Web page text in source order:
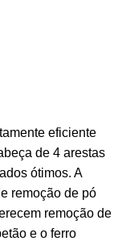
eficiente
de 4 arestas
ótimos. A
remoção de pó
remoção de
e o ferro